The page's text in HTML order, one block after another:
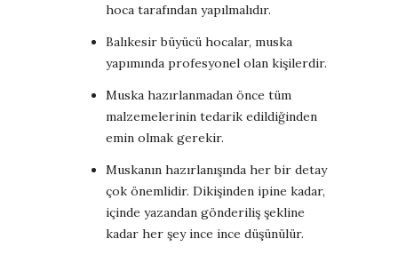
hoca tarafından yapılmalıdır.
Balıkesir büyücü hocalar, muska
yapımında profesyonel olan kişilerdir.
Muska hazırlanmadan önce tüm
malzemelerinin tedarik edildiğinden
emin olmak gerekir.
Muskanın hazırlanışında her bir detay
çok önemlidir. Dikişinden ipine kadar,
içinde yazandan gönderiliş şekline
kadar her şey ince ince düşünülür.